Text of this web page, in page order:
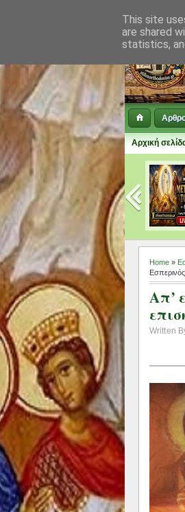
Αρχική
05 August 2026
μετάδοση ο
Όρθρος και τη Θεία
Λειτουργία
ΜΕΤΑΜΟΡΦΩΣΕΩΣ
ΣΩΤΗΡΟΣ
Home »
Απ’
Written
This site
are shared
statistics,